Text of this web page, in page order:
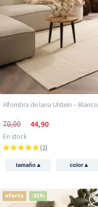
Alfombra de lana Ulstein – Blanco
70,00 44,90
En stock
(2)
tamaño ▴ color▴
oferta -31%